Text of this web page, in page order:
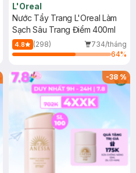
L'Oreal
Nước Tẩy Trang L'Oreal Làm
Sạch Sâu Trang Điểm 400ml
4.8 (298)
734/tháng
64%
-38%